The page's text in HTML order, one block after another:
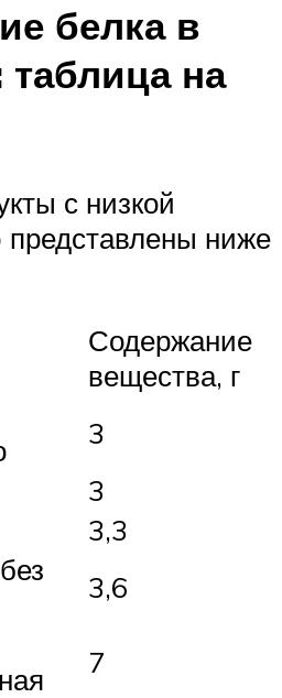
белка в
таблица на
с низкой
ниже
Содержание
вещества, г
3
3
3,3
3,6
7